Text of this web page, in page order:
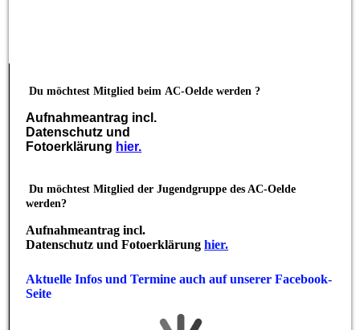
Du möchtest Mitglied beim AC-Oelde werden ?
Aufnahmeantrag incl.
Datenschutz und
Fotoerklärung hier.
Du möchtest Mitglied der Jugendgruppe des AC-Oelde
werden?
Aufnahmeantrag incl.
Datenschutz und Fotoerklärunghier.
Aktuelle Infos und Termine auch auf unserer Facebook-
Seite